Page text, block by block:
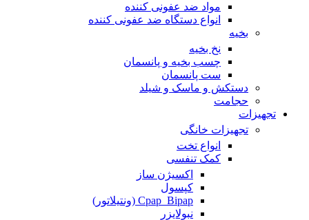
مواد ضد عفونی کننده
انواع دستگاه ضد عفونی کننده
بخیه
نخ بخیه
چسب بخیه و پانسمان
ست پانسمان
دستکش و ماسک و شیلد
حجامت
تجهیزات
تجهیزات خانگی
انواع تخت
کمک تنفسی
اکسیژن ساز
کپسول
Cpap_Bipap (ونتیلاتور)
نبولایزر